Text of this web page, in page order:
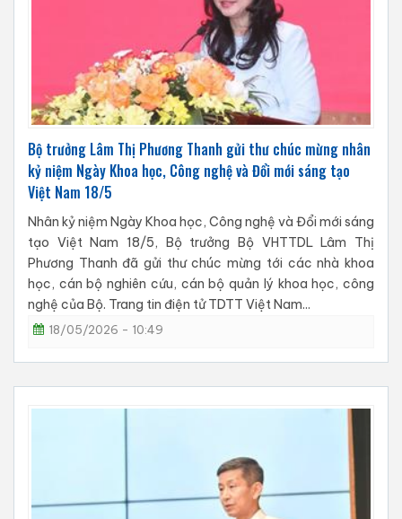
Bộ trưởng Lâm Thị Phương Thanh gửi thư chúc mừng nhân
kỷ niệm Ngày Khoa học, Công nghệ và Đổi mới sáng tạo
Việt Nam 18/5
Nhân kỷ niệm Ngày Khoa học, Công nghệ và Đổi mới sáng
tạo Việt Nam 18/5, Bộ trưởng Bộ VHTTDL Lâm Thị
Phương Thanh đã gửi thư chúc mừng tới các nhà khoa
học, cán bộ nghiên cứu, cán bộ quản lý khoa học, công
nghệ của Bộ. Trang tin điện tử TDTT Việt Nam...
18/05/2026 - 10:49